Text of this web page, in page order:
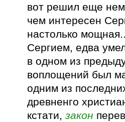
вот решил еще
чем интересен
настолько
Сергием, едва
в одном из
воплощений был
одним из
древненго
кстати,закон